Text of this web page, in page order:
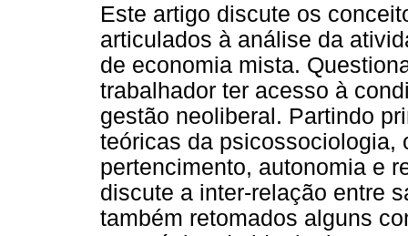
Este artigo discute os
articulados à análise da
de economia mista.
trabalhador ter acesso à
gestão neoliberal. Partindo
teóricas da psicossociologia,
pertencimento, autonomia e
discute a inter-relação entre
também retomados alguns